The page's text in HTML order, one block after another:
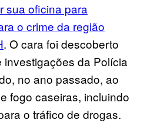
sua oficina para
o crime da região
. O cara foi descoberto
da Polícia
no ano passado, ao
fogo caseiras, incluindo
o tráfico de drogas.